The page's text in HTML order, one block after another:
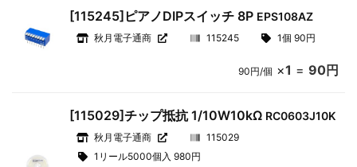
[115245]ピアノDIPスイッチ 8P EPS108AZ
秋月電子通商 115245 1個 90円
90円/個 ×1 = 90円
[115029]チップ抵抗 1/10W10kΩ RC0603J10K
秋月電子通商
115029
1リール5000個入 980円